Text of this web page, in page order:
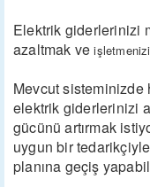
Elektrik giderlerinizi
azaltmak ve
Mevcut
elektrik giderlerinizi
gücünü artırmak
uygun bir
planına geçiş